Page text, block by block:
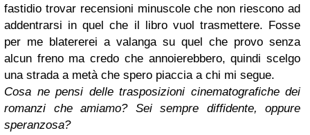
fastidio trovar recensioni minuscole che non riescono ad
addentrarsi in quel che il libro vuol trasmettere. Fosse
per me blatererei a valanga su quel che provo senza
alcun freno ma credo che annoierebbero, quindi scelgo
una strada a metà che spero piaccia a chi mi segue.
Cosa ne pensi delle trasposizioni cinematografiche dei
romanzi che amiamo? Sei sempre diffidente, oppure
speranzosa?